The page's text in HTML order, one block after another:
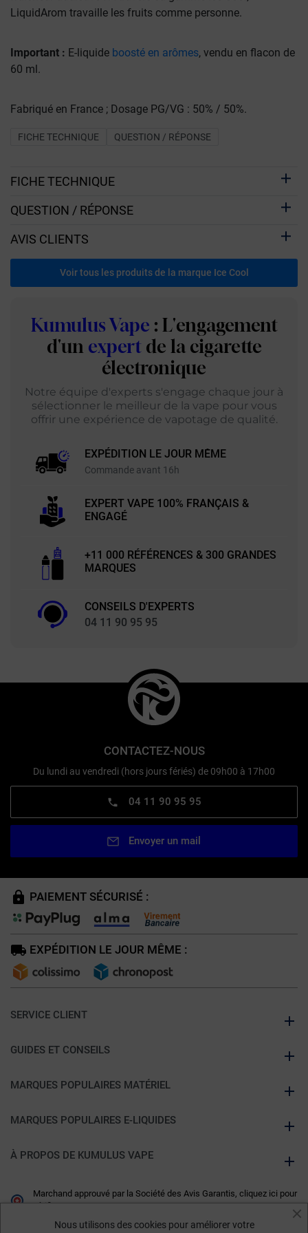
LiquidArom travaille les fruits comme personne.
Important : E-liquide boosté en arômes, vendu en flacon de
60 ml.
Fabriqué en France ; Dosage PG/VG : 50% / 50%.
FICHE TECHNIQUE QUESTION / RÉPONSE
FICHE TECHNIQUE
QUESTION / RÉPONSE
AVIS CLIENTS
Voir tous les produits de la marque Ice Cool
Kumulus Vape : L'engagement
d'un expert de la cigarette
électronique
Notre équipe d'experts s'engage chaque jour à
sélectionner le meilleur de la vape pour vous
offrir une expérience de vapotage de qualité.
EXPÉDITION LE JOUR MÊME
Commande avant 16h
EXPERT VAPE 100% FRANÇAIS &
ENGAGÉ
+11 000 RÉFÉRENCES & 300 GRANDES
MARQUES
CONSEILS D'EXPERTS
04 11 90 95 95
CONTACTEZ-NOUS
Du lundi au vendredi (hors jours fériés) de 09h00 à 17h00
04 11 90 95 95
Envoyer un mail
PAIEMENT SÉCURISÉ :
EXPÉDITION LE JOUR MÊME :
SERVICE CLIENT
GUIDES ET CONSEILS
MARQUES POPULAIRES MATÉRIEL
MARQUES POPULAIRES E-LIQUIDES
À PROPOS DE KUMULUS VAPE
Marchand approuvé par la Société des Avis Garantis, cliquez ici pour
vérifier.
Nous utilisons des cookies pour améliorer votre